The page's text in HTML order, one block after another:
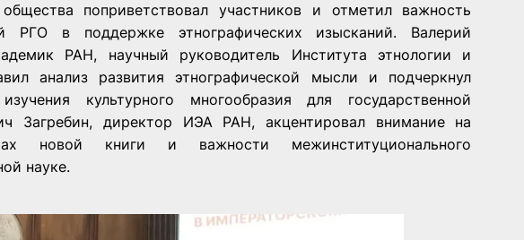
общества поприветствовал участников и отметил важность
РГО в поддержке этнографических изысканий. Валерий
РАН, научный руководитель Института этнологии и
анализ развития этнографической мысли и подчеркнул
культурного многообразия для государственной
Загребин, директор ИЭА РАН, акцентировал внимание на
новой книги и важности межинституционального
науке.